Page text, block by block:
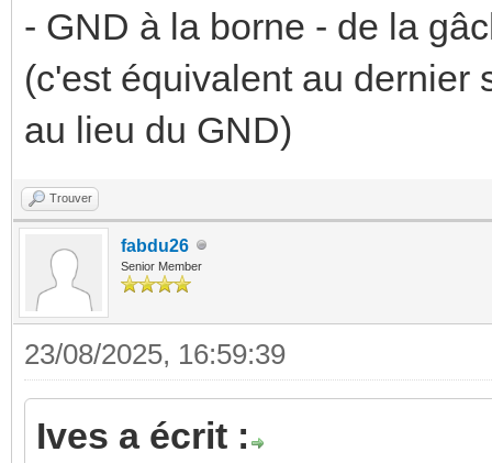
- GND à la borne - de la
(c'est équivalent au dernier
au lieu du GND)
Trouver
fabdu26
Senior Member
23/08/2025, 16:59:39
Ives a écrit :